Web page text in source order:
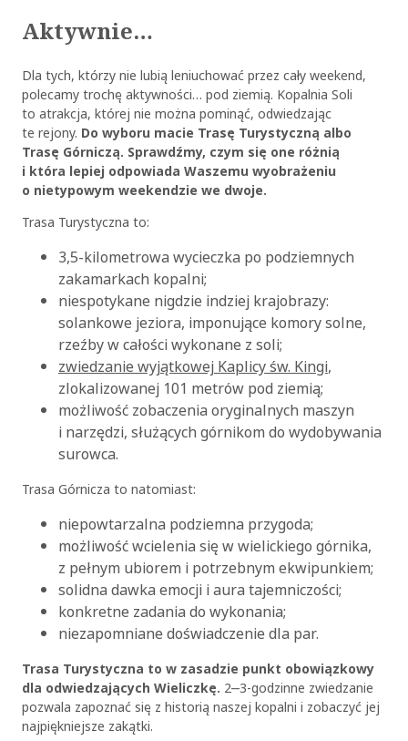
Aktywnie…
Dla tych, którzy nie lubią leniuchować przez cały weekend,
polecamy trochę aktywności… pod ziemią. Kopalnia Soli
to atrakcja, której nie można pominąć, odwiedzając
te rejony. Do wyboru macie Trasę Turystyczną albo
Trasę Górniczą. Sprawdźmy, czym się one różnią
i która lepiej odpowiada Waszemu wyobrażeniu
o nietypowym weekendzie we dwoje.
Trasa Turystyczna to:
3,5-kilometrowa wycieczka po podziemnych
zakamarkach kopalni;
niespotykane nigdzie indziej krajobrazy:
solankowe jeziora, imponujące komory solne,
rzeźby w całości wykonane z soli;
zwiedzanie wyjątkowej Kaplicy św. Kingi,
zlokalizowanej 101 metrów pod ziemią;
możliwość zobaczenia oryginalnych maszyn
i narzędzi, służących górnikom do wydobywania
surowca.
Trasa Górnicza to natomiast:
niepowtarzalna podziemna przygoda;
możliwość wcielenia się w wielickiego górnika,
z pełnym ubiorem i potrzebnym ekwipunkiem;
solidna dawka emocji i aura tajemniczości;
konkretne zadania do wykonania;
niezapomniane doświadczenie dla par.
Trasa Turystyczna to w zasadzie punkt obowiązkowy
dla odwiedzających Wieliczkę. 2‒3-godzinne zwiedzanie
pozwala zapoznać się z historią naszej kopalni i zobaczyć jej
najpiękniejsze zakątki.